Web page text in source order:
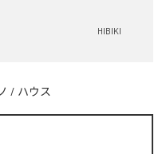
HIBIKI
/ ハウス